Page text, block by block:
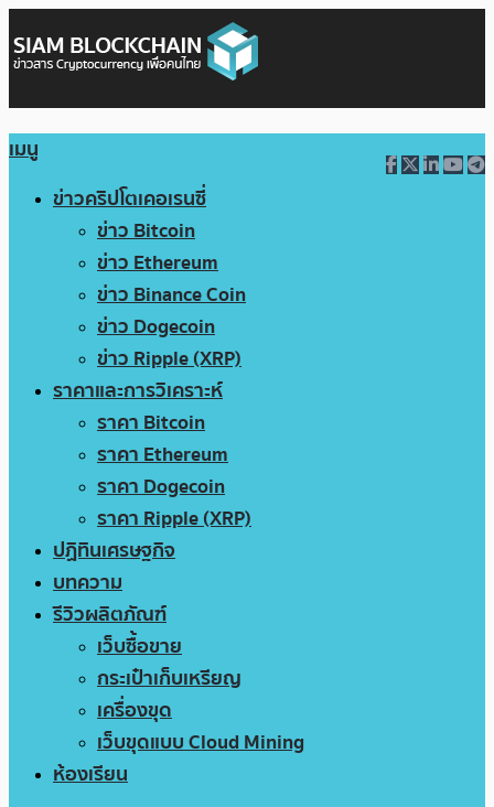
เมนู
ข่าวคริปโตเคอเรนซี่
ข่าว Bitcoin
ข่าว Ethereum
ข่าว Binance Coin
ข่าว Dogecoin
ข่าว Ripple (XRP)
ราคาและการวิเคราะห์
ราคา Bitcoin
ราคา Ethereum
ราคา Dogecoin
ราคา Ripple (XRP)
ปฏิทินเศรษฐกิจ
บทความ
รีวิวผลิตภัณฑ์
เว็บซื้อขาย
กระเป๋าเก็บเหรียญ
เครื่องขุด
เว็บขุดแบบ Cloud Mining
ห้องเรียน